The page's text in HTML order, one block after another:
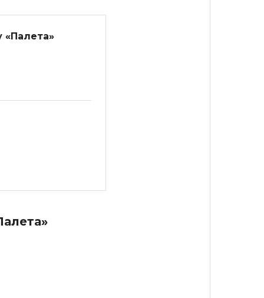
«Палета»